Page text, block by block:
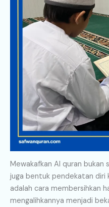
Mewakafkan Al quran
juga bentuk pendekatan diri
adalah cara membersihkan
mengalihkannya menjadi